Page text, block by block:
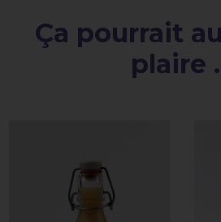
Ça pourrait
plaire